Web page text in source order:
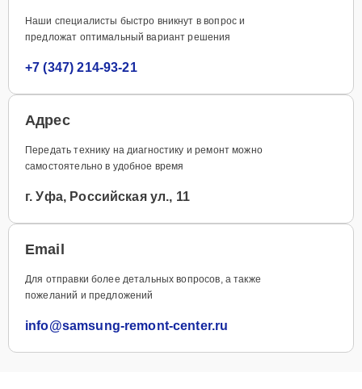
Наши специалисты быстро вникнут в вопрос и
предложат оптимальный вариант решения
+7 (347) 214-93-21
Адрес
Передать технику на диагностику и ремонт можно
самостоятельно в удобное время
г. Уфа, Российская ул., 11
Email
Для отправки более детальных вопросов, а также
пожеланий и предложений
info@samsung-remont-center.ru